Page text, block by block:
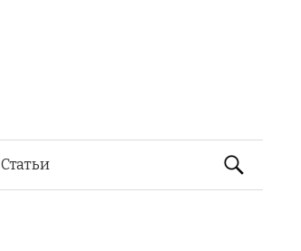
Статьи Найти: